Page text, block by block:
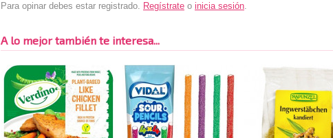
Para opinar debes estar registrado. Regístrate o inicia sesión.
A lo mejor también te interesa...